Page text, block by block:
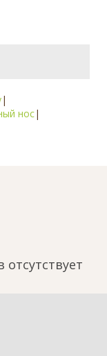
|
нос|